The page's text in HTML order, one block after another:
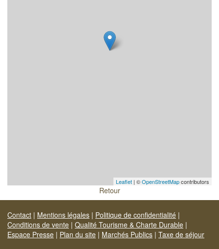
Leaflet | ©OpenStreetMapcontributors
Retour
Contact | Mentions légales | Politique de confidentialité |
Conditions de vente | Qualité Tourisme & Charte Durable |
Espace Presse | Plan du site | Marchés Publics | Taxe de séjour